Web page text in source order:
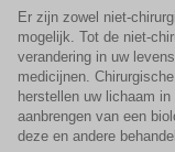
Er zijn zowel niet-
mogelijk. Tot de niet-
verandering in uw
medicijnen.
herstellen uw lichaam
aanbrengen van een
deze en andere